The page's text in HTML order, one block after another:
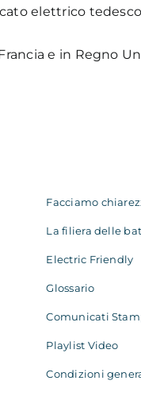
elettrico
e in Regno
Facciamo
La filiera delle
Electric Friendly
Glossario
Comunicati
Playlist Video
Condizioni